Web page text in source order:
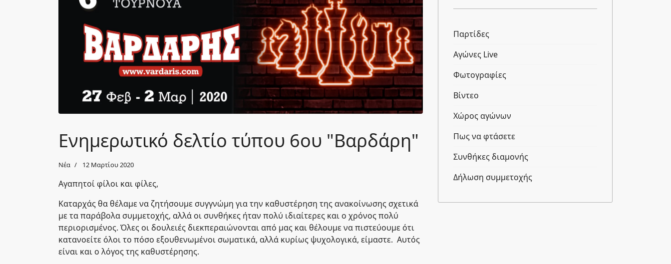
Ενημερωτικό δελτίο τύπου 6ου "Βαρδάρη"
Νέα 12 Μαρτίου 2020
Αγαπητοί φίλοι και φίλες,
Καταρχάς θα θέλαμε να ζητήσουμε συγγνώμη για την καθυστέρηση της ανακοίνωσης σχετικά
με τα παράβολα συμμετοχής, αλλά οι συνθήκες ήταν πολύ ιδιαίτερες και ο χρόνος πολύ
περιορισμένος. Όλες οι δουλειές διεκπεραιώνονται από μας και θέλουμε να πιστεύουμε ότι
κατανοείτε όλοι το πόσο εξουθενωμένοι σωματικά, αλλά κυρίως ψυχολογικά, είμαστε. Αυτός
είναι και ο λόγος της καθυστέρησης.
Παρτίδες
Αγώνες Live
Φωτογραφίες
Βίντεο
Χώρος αγώνων
Πως να φτάσετε
Συνθήκες διαμονής
Δήλωση συμμετοχής